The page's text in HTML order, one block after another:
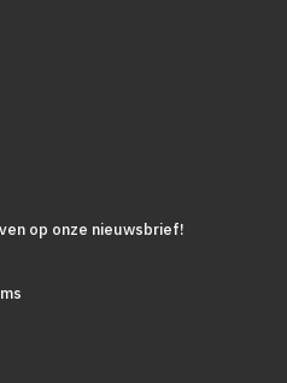
op onze nieuwsbrief!